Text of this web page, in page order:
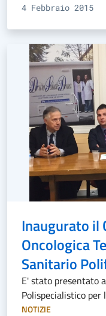
4 Febbraio 2015
Inaugurato il
Oncologica
Sanitario
E' stato presentato
Polispecialistico
NOTIZIE